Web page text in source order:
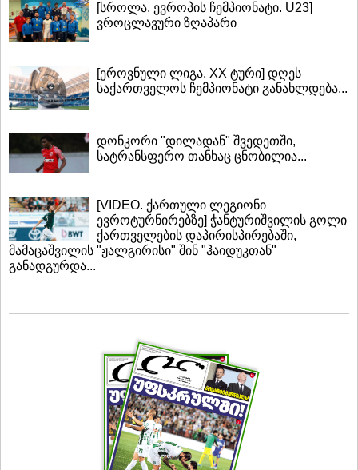
[სროლა. ევროპის ჩემპიონატი. U23]
ვროცლავური ზღაპარი
[ეროვნული ლიგა. XX ტური] დღეს
საქართველოს ჩემპიონატი განახლდება...
დონკორი "დილადან" შვედეთში,
სატრანსფერო თანხაც ცნობილია...
[VIDEO. ქართული ლეგიონი
ევროტურნირებზე] ჭანტურიშვილის გოლი
ქართველების დაპირისპირებაში,
მამაცაშვილის "ჟალგირისი" შინ "ჰაიდუკთან"
განადგურდა...